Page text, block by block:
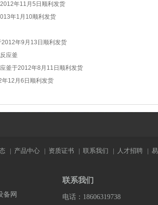
年11月5日顺利发货
年1月10顺利发货
年9月13日顺利发货
应釜
釜于2012年8月11日顺利发货
12月6日顺利发货
| 产品中心 | 资质证书 | 联系我们 | 人才招聘 |
备网
联系我们
电话：18606319738